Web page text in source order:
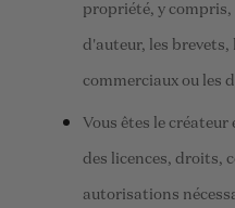
propriété, y
d'auteur, les brevets,
commerciaux ou les
Vous êtes le
des licences, droits,
autorisations